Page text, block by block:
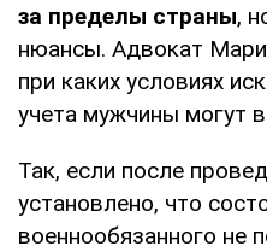
за пределы страны,
нюансы. Адвокат
при каких условиях
учета мужчины могут
Так, если после
установлено, что
военнообязанного не